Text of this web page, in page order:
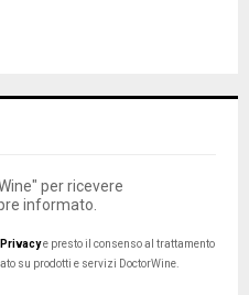
per ricevere
informato.
e presto il consenso al trattamento
su prodotti e servizi DoctorWine.